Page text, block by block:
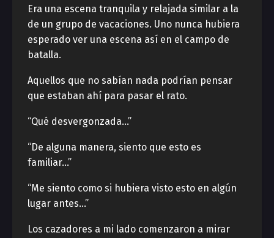
Era una escena tranquila y relajada similar a la
de un grupo de vacaciones. Uno nunca hubiera
esperado ver una escena así en el campo de
batalla.
Aquellos que no sabían nada podrían pensar
que estaban ahí para pasar el rato.
“Qué desvergonzada…”
“De alguna manera, siento que esto es
familiar…”
“Me siento como si hubiera visto esto en algún
lugar antes…”
Los cazadores a mi lado comenzaron a mirar